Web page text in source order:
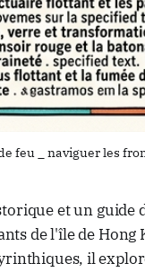
feu _ naviguer les
et un guide
de l'île de
il